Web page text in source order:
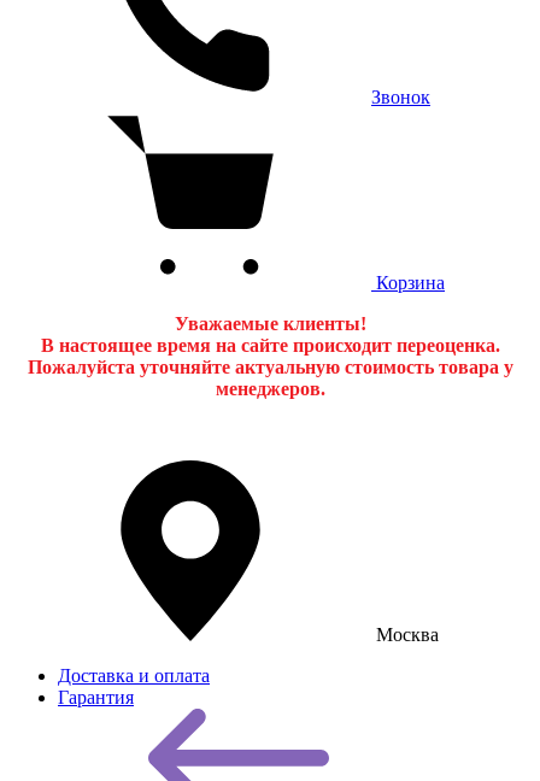
Звонок
Корзина
Уважаемые клиенты!
В настоящее время на сайте происходит переоценка.
Пожалуйста уточняйте актуальную стоимость товара у
менеджеров.
Москва
Доставка и оплата
Гарантия